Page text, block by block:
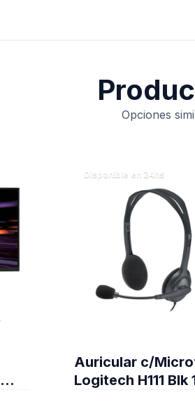
Opciones
Disponible en 24hs
Auricular c/
Logitech H111 Blk